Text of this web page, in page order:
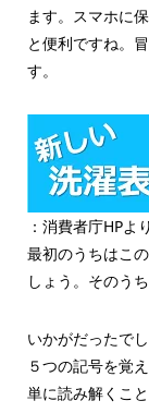
ます。スマホに
と便利ですね。
す。
：消費者庁HPより
最初のうちはこ
しょう。そのう
いかがだったで
５つの記号を覚
単に読み解くこ